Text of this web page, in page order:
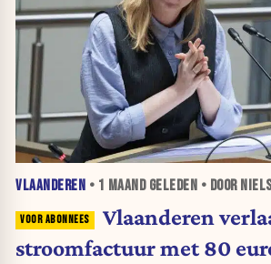
VLAANDEREN • 1 MAANDGELEDEN • DOOR
Vlaanderen
stroomfactuur met 80